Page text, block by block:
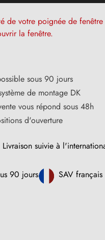
de votre poignée de
la fenêtre.
sous 90 jours
de montage DK
vous répond sous 48h
d'ouverture
Livraison suivie à
90 jours SAV français